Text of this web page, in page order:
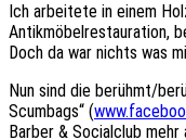
Ich arbeitete in einem
Antikmöbelrestauration,
Doch da war nichts was
Nun sind die berühmt/
Scumbags“ (
Barber & Socialclub